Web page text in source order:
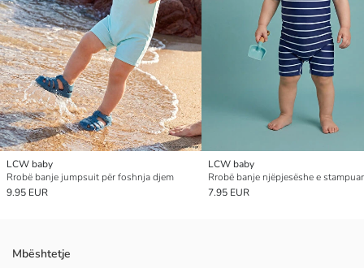
LCW baby
Rrobë banje jumpsuit për foshnja djem
9.95 EUR
LCW baby
7.95 EUR
Mbështetje